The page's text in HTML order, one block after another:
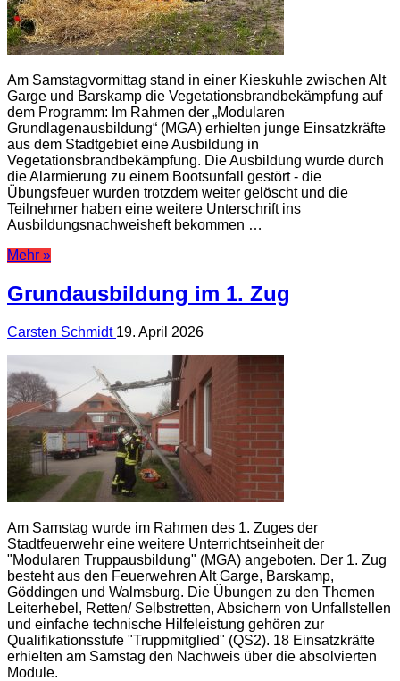
Am Samstagvormittag stand in einer Kieskuhle zwischen Alt
Garge und Barskamp die Vegetationsbrandbekämpfung auf
dem Programm: Im Rahmen der „Modularen
Grundlagenausbildung“ (MGA) erhielten junge Einsatzkräfte
aus dem Stadtgebiet eine Ausbildung in
Vegetationsbrandbekämpfung. Die Ausbildung wurde durch
die Alarmierung zu einem Bootsunfall gestört - die
Übungsfeuer wurden trotzdem weiter gelöscht und die
Teilnehmer haben eine weitere Unterschrift ins
Ausbildungsnachweisheft bekommen …
Mehr »
Grundausbildung im 1. Zug
Carsten Schmidt 19. April 2026
Am Samstag wurde im Rahmen des 1. Zuges der
Stadtfeuerwehr eine weitere Unterrichtseinheit der
"Modularen Truppausbildung" (MGA) angeboten. Der 1. Zug
besteht aus den Feuerwehren Alt Garge, Barskamp,
Göddingen und Walmsburg. Die Übungen zu den Themen
Leiterhebel, Retten/ Selbstretten, Absichern von Unfallstellen
und einfache technische Hilfeleistung gehören zur
Qualifikationsstufe "Truppmitglied" (QS2). 18 Einsatzkräfte
erhielten am Samstag den Nachweis über die absolvierten
Module.